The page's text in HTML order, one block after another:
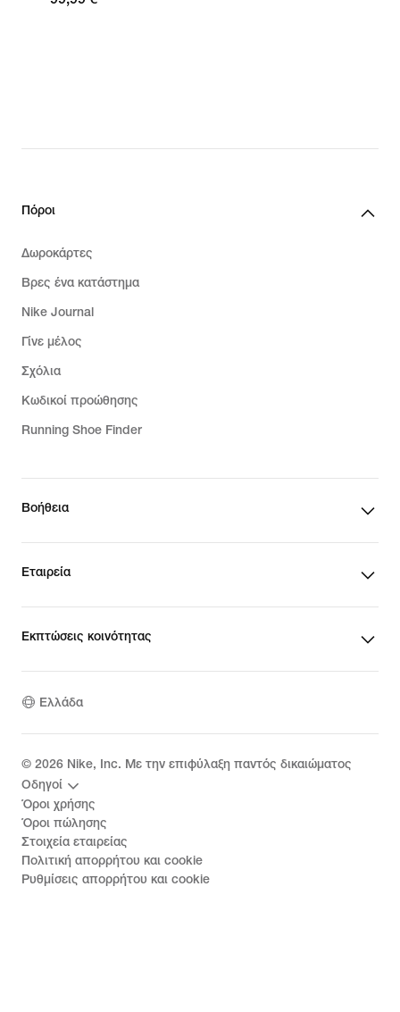
Πόροι
Δωροκάρτες
Βρες ένα κατάστημα
Nike Journal
Γίνε μέλος
Σχόλια
Κωδικοί προώθησης
Running Shoe Finder
Βοήθεια
Εταιρεία
Εκπτώσεις κοινότητας
Ελλάδα
© 2026 Nike, Inc. Με την επιφύλαξη παντός δικαιώματος
Οδηγοί
Όροι χρήσης
Όροι πώλησης
Στοιχεία εταιρείας
Πολιτική απορρήτου και cookie
Ρυθμίσεις απορρήτου και cookie